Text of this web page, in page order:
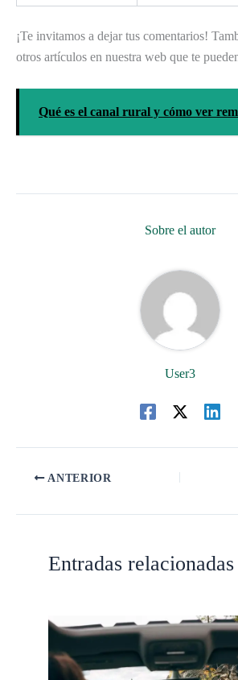
¡Te invitamos a dejar tus comentarios!
otros artículos en nuestra web que te
Qué es el canal rural y cómo ver
Sobre el autor
User3
ANTERIOR
Entradas relacionadas